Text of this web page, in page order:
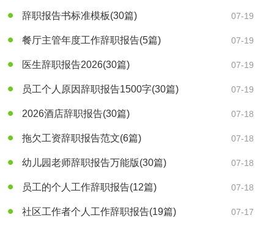
辞职报告书标准模板(30篇) 07-19
餐厅主管年度工作辞职报告(5篇) 07-19
医生辞职报告2026(30篇) 07-19
员工个人原因辞职报告1500字(30篇) 07-19
2026酒店辞职报告(30篇) 07-18
拖欠工资辞职报告范文(6篇) 07-18
幼儿园老师辞职报告万能版(30篇) 07-18
员工的个人工作辞职报告(12篇) 07-18
社区工作者个人工作辞职报告(19篇) 07-17